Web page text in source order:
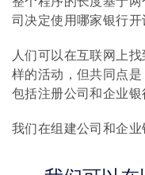
司决定使用哪家银行开
人们可以在互联网上
样的活动，但共同点
包括注册公司和企业银
我们在组建公司和企业